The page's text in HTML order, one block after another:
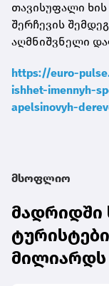
თავისუფალი
შერჩევის
აღმნიშვნელი
https://euro-
ishhet-imennyh-
apelsinovyh-
მსოფლიო
მადრიდში
მილიარდს